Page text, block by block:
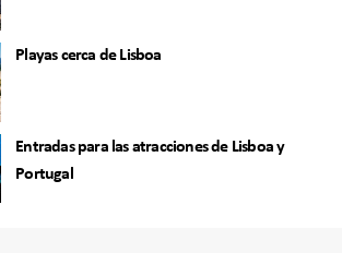
Playas cerca de Lisboa
Entradas para las atracciones de Lisboa y
Portugal